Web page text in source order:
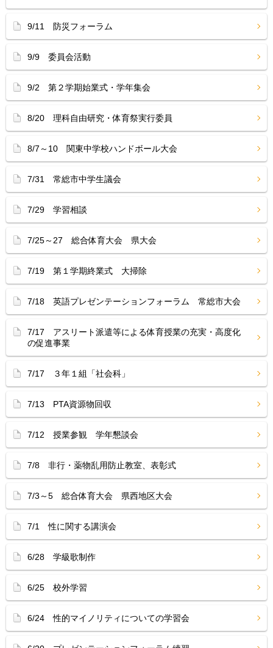
9/11 防災フォーラム
9/9 委員会活動
9/2 第２学期始業式・学年集会
8/20 理科自由研究・体育祭実行委員
8/7～10 関東中学校ハンドボール大会
7/31 常総市中学生議会
7/29 学習相談
7/25～27 総合体育大会 県大会
7/19 第１学期終業式 大掃除
7/18 英語プレゼンテーションフォーラム 常総市大会
7/17 アスリート派遣等による体育授業の充実・高度化
の促進事業
7/17 ３年１組「社会科」
7/13 PTA資源物回収
7/12 授業参観 学年懇談会
7/8 非行・薬物乱用防止教室、表彰式
7/3～5 総合体育大会 県西地区大会
7/1 性に関する講演会
6/28 学級歌制作
6/25 校外学習
6/24 性的マイノリティについての学習会